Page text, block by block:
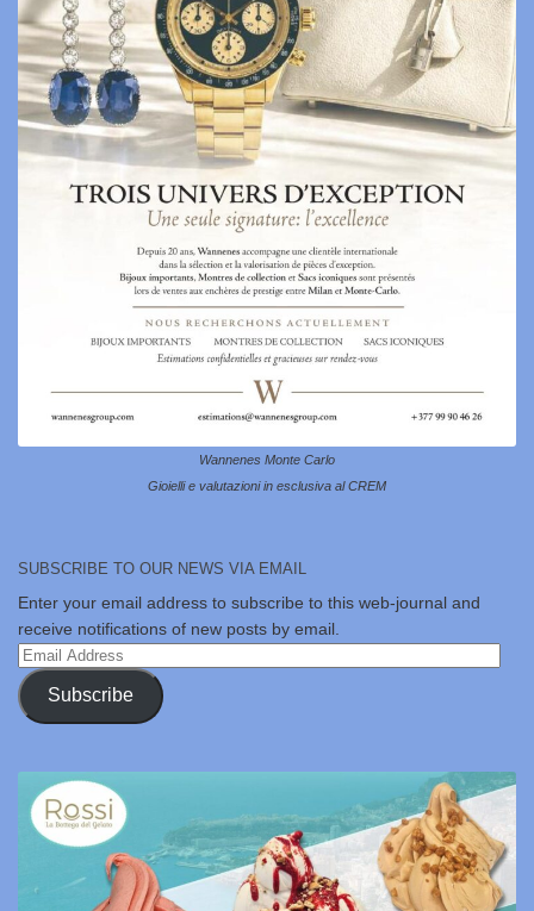
Wannenes Monte Carlo
Gioielli e valutazioni in esclusiva al CREM
SUBSCRIBE TO OUR NEWS VIA EMAIL
Enter your email address to subscribe to this web-journal and
receive notifications of new posts by email.
Email
Address
Subscribe